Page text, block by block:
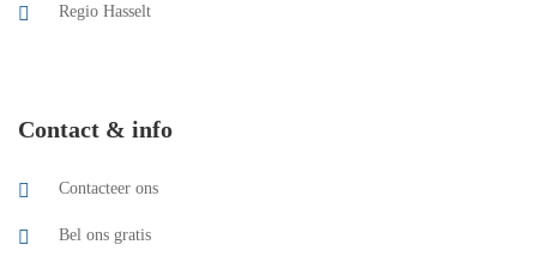
Regio Hasselt
Contact & info
Contacteer ons
Bel ons gratis